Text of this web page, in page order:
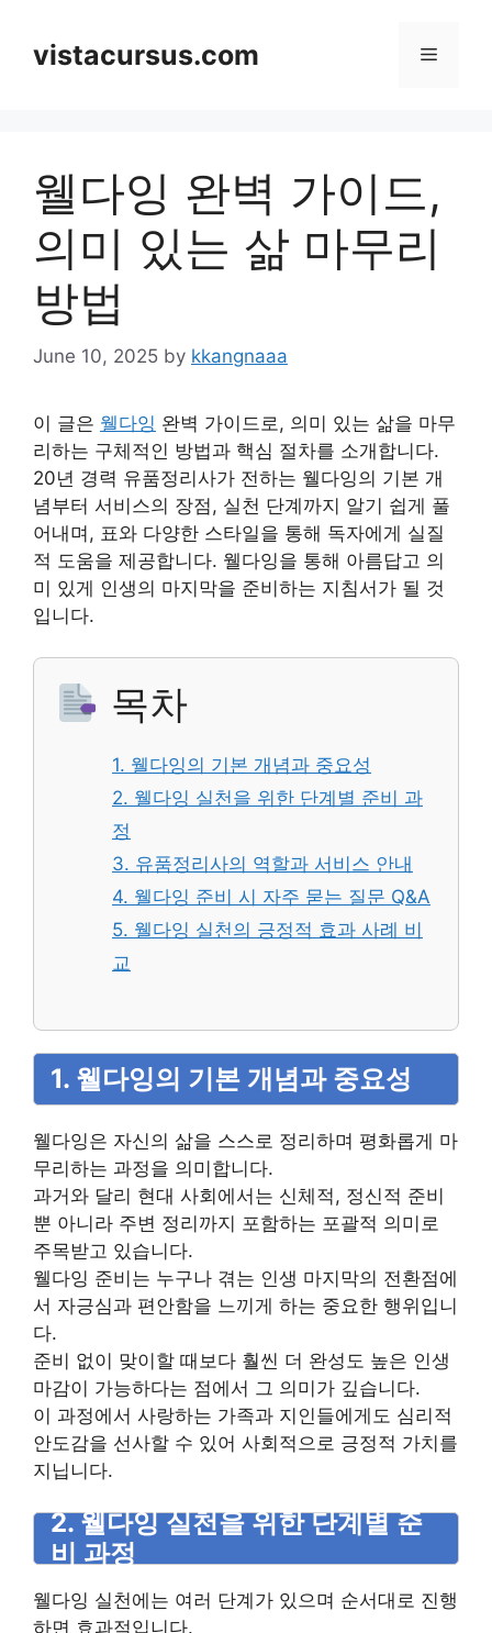
contentvistacursus.com Menu
웰다잉 완벽 가이드,
의미 있는 삶 마무리
방법
June 10, 2025 by kkangnaaa
이 글은 웰다잉 완벽 가이드로, 의미 있는 삶을 마무
리하는 구체적인 방법과 핵심 절차를 소개합니다.
20년 경력 유품정리사가 전하는 웰다잉의 기본 개
념부터 서비스의 장점, 실천 단계까지 알기 쉽게 풀
어내며, 표와 다양한 스타일을 통해 독자에게 실질
적 도움을 제공합니다. 웰다잉을 통해 아름답고 의
미 있게 인생의 마지막을 준비하는 지침서가 될 것
입니다.
목차
1. 웰다잉의 기본 개념과 중요성
2. 웰다잉 실천을 위한 단계별 준비 과
정
3. 유품정리사의 역할과 서비스 안내
4. 웰다잉 준비 시 자주 묻는 질문 Q&A
5. 웰다잉 실천의 긍정적 효과 사례 비
교
1. 웰다잉의 기본 개념과 중요성
웰다잉은 자신의 삶을 스스로 정리하며 평화롭게 마
무리하는 과정을 의미합니다.
과거와 달리 현대 사회에서는 신체적, 정신적 준비
뿐 아니라 주변 정리까지 포함하는 포괄적 의미로
주목받고 있습니다.
웰다잉 준비는 누구나 겪는 인생 마지막의 전환점에
서 자긍심과 편안함을 느끼게 하는 중요한 행위입니
다.
준비 없이 맞이할 때보다 훨씬 더 완성도 높은 인생
마감이 가능하다는 점에서 그 의미가 깊습니다.
이 과정에서 사랑하는 가족과 지인들에게도 심리적
안도감을 선사할 수 있어 사회적으로 긍정적 가치를
지닙니다.
2. 웰다잉 실천을 위한 단계별 준
비 과정
웰다잉 실천에는 여러 단계가 있으며 순서대로 진행
하면 효과적입니다.